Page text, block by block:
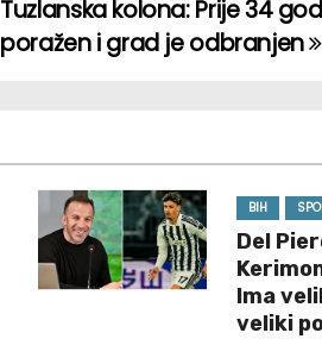
Tuzlanska kolona: Prije 34
poražen i grad je odbranjen
BIH
Del
Ima
veliki